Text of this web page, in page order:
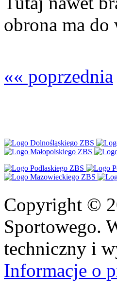
obrona ma do
«« poprzednia
Copyright ©
Sportowego.
techniczny i
Informacje o